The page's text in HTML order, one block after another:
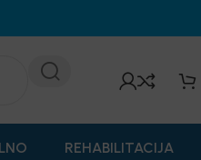
REHABILITACIJA